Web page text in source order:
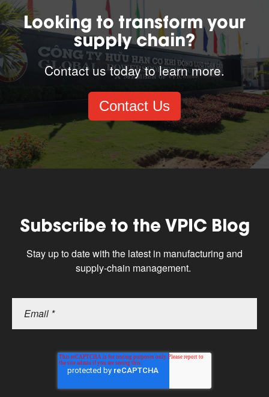
Looking to transform your
supply chain?
Contact us today to learn more.
Contact Us
Subscribe to the VPIC Blog
Stay up to date with the latest in manufacturing and
supply-chain management.